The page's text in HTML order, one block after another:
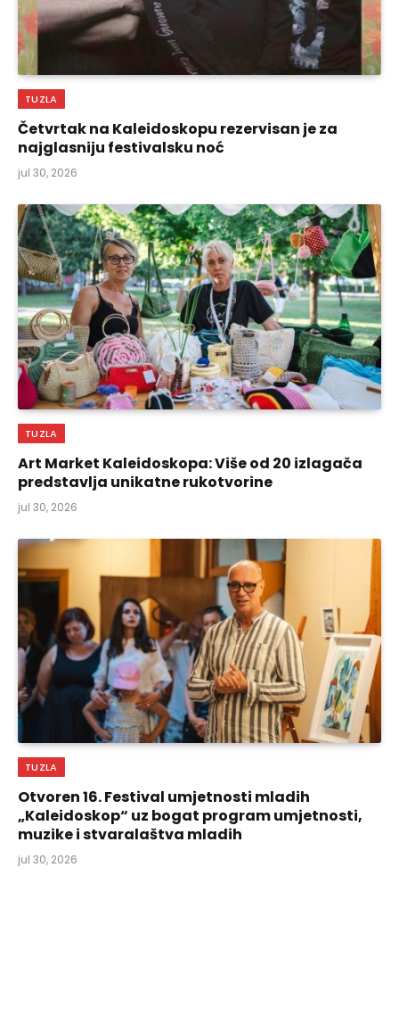
TUZLA
Četvrtak na Kaleidoskopu rezervisan je za
najglasniju festivalsku noć
jul 30, 2026
TUZLA
Art Market Kaleidoskopa: Više od 20 izlagača
predstavlja unikatne rukotvorine
jul 30, 2026
TUZLA
Otvoren 16. Festival umjetnosti mladih
„Kaleidoskop“ uz bogat program umjetnosti,
muzike i stvaralaštva mladih
jul 30, 2026